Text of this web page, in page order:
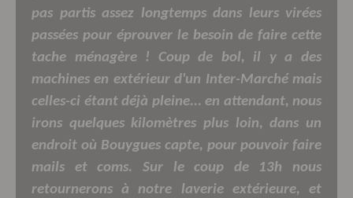
pas partis assez longtemps dans leurs virées
passées pour éprouver le besoin de faire cette
tache ménagère ! Coup de bol, il y a des
machines en extérieur d'un Inter-Marché mais
celles-ci étant déjà pleine... en attendant, nous
irons quelques kilomètres plus loin, dans un
endroit où Bouygues capte, pour pouvoir faire
mails et coms. Sur le coup de 13h nous
retournerons à notre laverie extérieure, et